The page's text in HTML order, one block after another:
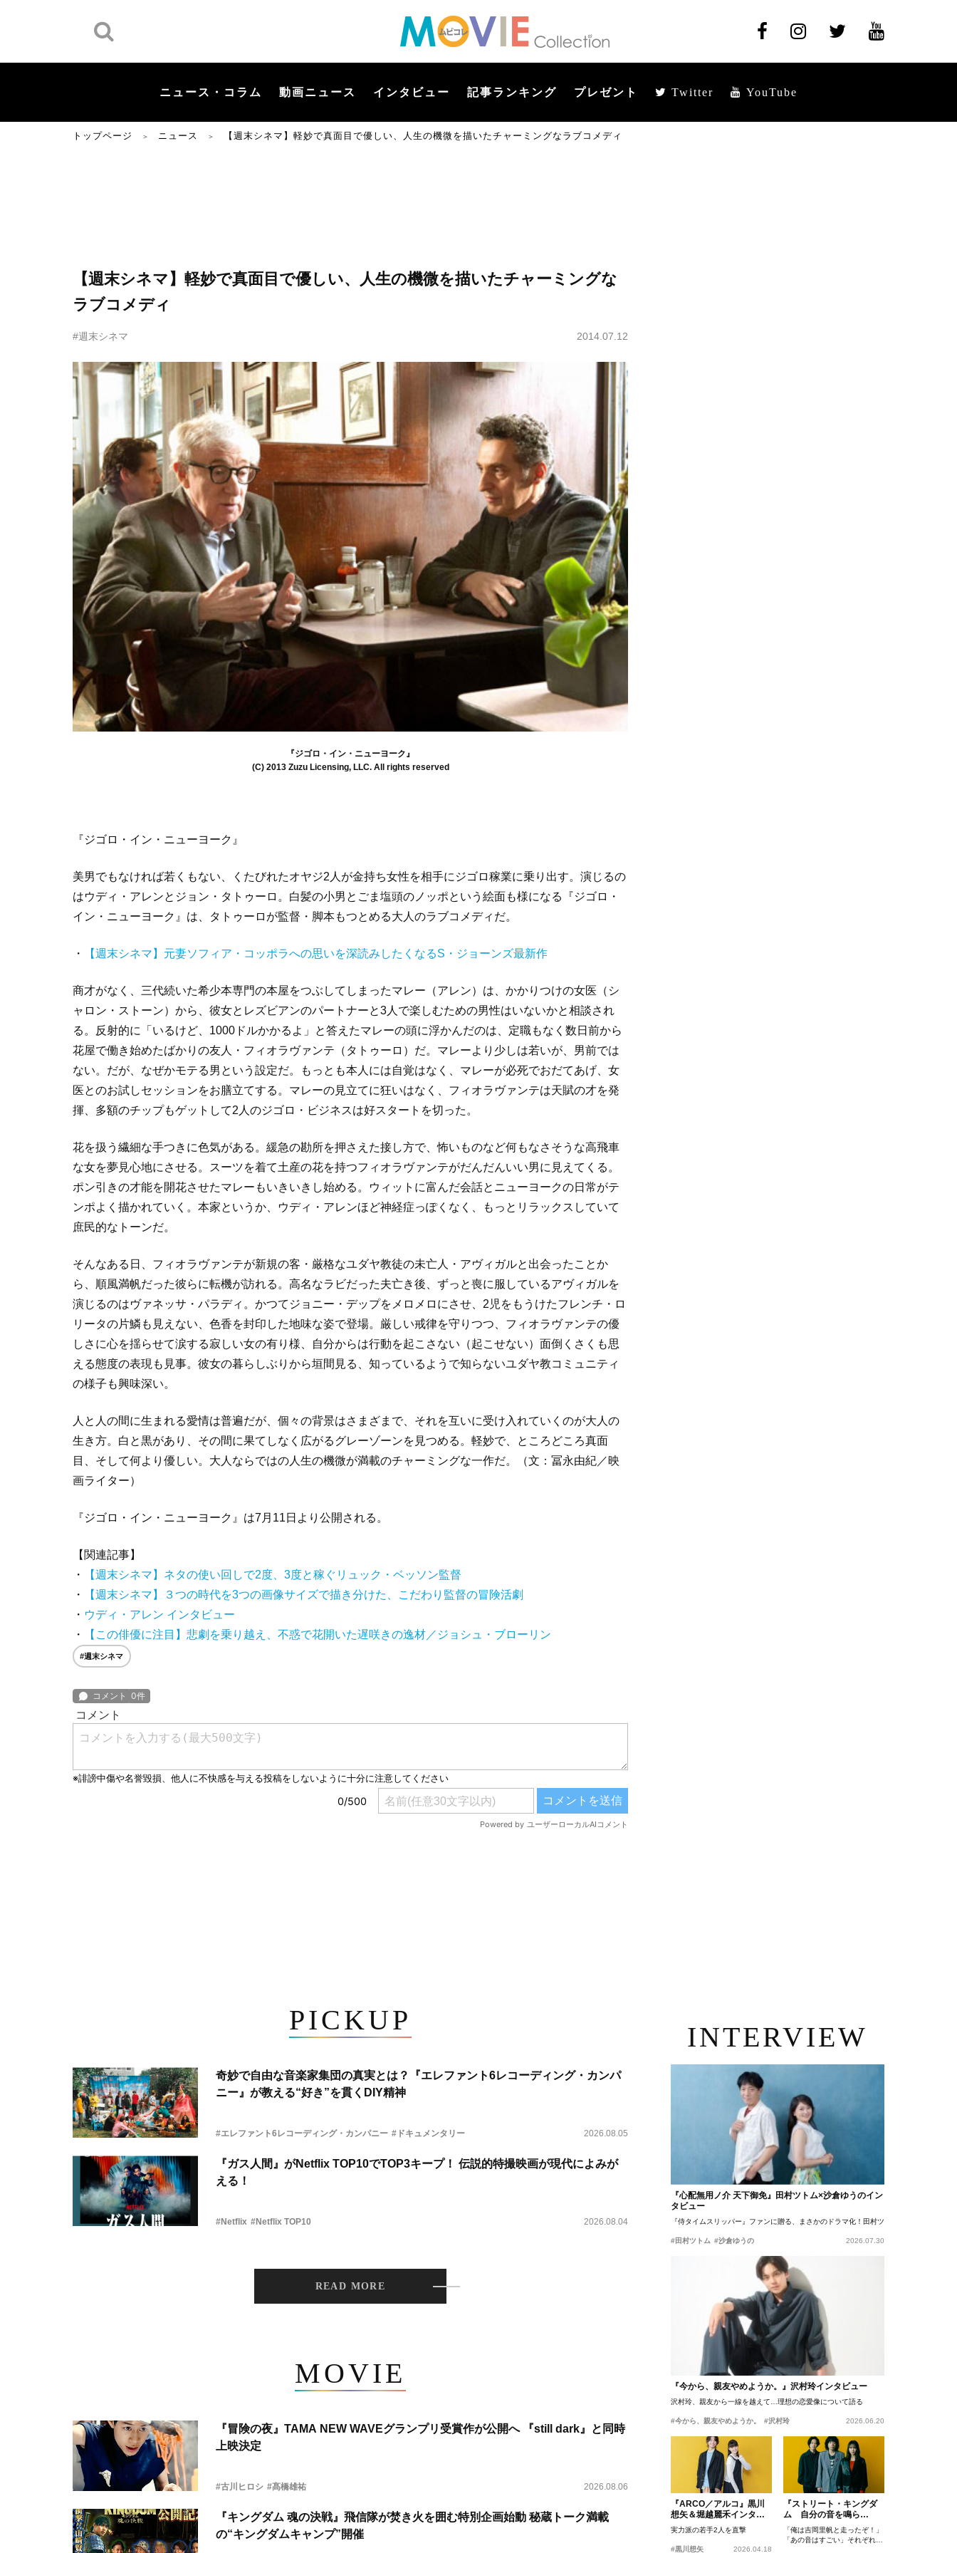
ニュース・コラム 動画ニュース インタビュー 記事ランキング プレゼント Twitter YouTube
トップページ ＞ ニュース ＞ 【週末シネマ】軽妙で真面目で優しい、人生の機微を描いたチャーミングなラブコメディ
【週末シネマ】軽妙で真面目で優しい、人生の機微を描いたチャーミングな
ラブコメディ
#週末シネマ 2014.07.12
『ジゴロ・イン・ニューヨーク』
(C) 2013 Zuzu Licensing, LLC. All rights reserved
『ジゴロ・イン・ニューヨーク』
美男でもなければ若くもない、くたびれたオヤジ2人が金持ち女性を相手にジゴロ稼業に乗り出す。演じるの
はウディ・アレンとジョン・タトゥーロ。白髪の小男とごま塩頭のノッポという絵面も様になる『ジゴロ・
イン・ニューヨーク』は、タトゥーロが監督・脚本もつとめる大人のラブコメディだ。
・ 【週末シネマ】元妻ソフィア・コッポラへの思いを深読みしたくなるS・ジョーンズ最新作
商才がなく、三代続いた希少本専門の本屋をつぶしてしまったマレー（アレン）は、かかりつけの女医（シ
ャロン・ストーン）から、彼女とレズビアンのパートナーと3人で楽しむための男性はいないかと相談され
る。反射的に「いるけど、1000ドルかかるよ」と答えたマレーの頭に浮かんだのは、定職もなく数日前から
花屋で働き始めたばかりの友人・フィオラヴァンテ（タトゥーロ）だ。マレーより少しは若いが、男前では
ない。だが、なぜかモテる男という設定だ。もっとも本人には自覚はなく、マレーが必死でおだてあげ、女
医とのお試しセッションをお膳立てする。マレーの見立てに狂いはなく、フィオラヴァンテは天賦の才を発
揮、多額のチップもゲットして2人のジゴロ・ビジネスは好スタートを切った。
花を扱う繊細な手つきに色気がある。緩急の勘所を押さえた接し方で、怖いものなど何もなさそうな高飛車
な女を夢見心地にさせる。スーツを着て土産の花を持つフィオラヴァンテがだんだんいい男に見えてくる。
ポン引きの才能を開花させたマレーもいきいきし始める。ウィットに富んだ会話とニューヨークの日常がテ
ンポよく描かれていく。本家というか、ウディ・アレンほど神経症っぽくなく、もっとリラックスしていて
庶民的なトーンだ。
そんなある日、フィオラヴァンテが新規の客・厳格なユダヤ教徒の未亡人・アヴィガルと出会ったことか
ら、順風満帆だった彼らに転機が訪れる。高名なラビだった夫亡き後、ずっと喪に服しているアヴィガルを
演じるのはヴァネッサ・パラディ。かつてジョニー・デップをメロメロにさせ、2児をもうけたフレンチ・ロ
リータの片鱗も見えない、色香を封印した地味な姿で登場。厳しい戒律を守りつつ、フィオラヴァンテの優
しさに心を揺らせて涙する寂しい女の有り様、自分からは行動を起こさない（起こせない）面倒くさくも思
える態度の表現も見事。彼女の暮らしぶりから垣間見る、知っているようで知らないユダヤ教コミュニティ
の様子も興味深い。
人と人の間に生まれる愛情は普遍だが、個々の背景はさまざまで、それを互いに受け入れていくのが大人の
生き方。白と黒があり、その間に果てしなく広がるグレーゾーンを見つめる。軽妙で、ところどころ真面
目、そして何より優しい。大人ならではの人生の機微が満載のチャーミングな一作だ。（文：冨永由紀／映
画ライター）
『ジゴロ・イン・ニューヨーク』は7月11日より公開される。
【関連記事】
・
【週末シネマ】ネタの使い回しで2度、3度と稼ぐリュック・ベッソン監督
・
【週末シネマ】３つの時代を3つの画像サイズで描き分けた、こだわり監督の冒険活劇
・ ウディ・アレン インタビュー
・
【この俳優に注目】悲劇を乗り越え、不惑で花開いた遅咲きの逸材／ジョシュ・ブローリン
#週末シネマ
PICKUP
奇妙で自由な音楽家集団の真実とは？『エレファント6レコーディング・カンパ
ニー』が教える“好き”を貫くDIY精神
#エレファント6レコーディング・カンパニー #ドキュメンタリー 2026.08.05
『ガス人間』がNetflix TOP10でTOP3キープ！ 伝説的特撮映画が現代によみが
える！
#Netflix #Netflix TOP10 2026.08.04
READ MORE
MOVIE
『冒険の夜』TAMA NEW WAVEグランプリ受賞作が公開へ 『still dark』と同時
上映決定
#古川ヒロシ #髙橋雄祐 2026.08.06
『キングダム 魂の決戦』飛信隊が焚き火を囲む特別企画始動 秘蔵トーク満載
の“キングダムキャンプ”開催
INTERVIEW
『心配無用ノ介 天下御免』田村ツトム×沙倉ゆうのイン
タビュー
『侍タイムスリッパー』ファンに贈る、まさかのドラマ化！田村ツトム×沙倉ゆうのが語
#田村ツトム #沙倉ゆうの 2026.07.30
『今から、親友やめようか。』沢村玲インタビュー
沢村玲、親友から一線を越えて…理想の恋愛像について語る
#今から、親友やめようか。 #沢村玲 2026.06.20
『ARCO／アルコ』黒川
想矢＆堀越麗禾インタビ
ュー
実力派の若手2人を直撃
#黒川想矢 2026.04.18
『ストリート・キングダ
ム 自分の音を鳴ら
せ。』峯田和伸、若葉竜
也、吉岡里帆インタビュ
ー
「俺は吉岡里帆と走ったぞ！」
「あの音はすごい」それぞれの